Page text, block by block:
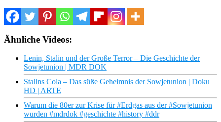
Ähnliche Videos:
Lenin, Stalin und der Große Terror – Die Geschichte der
Sowjetunion | MDR DOK
Stalins Cola – Das süße Geheimnis der Sowjetunion | Doku
HD | ARTE
Warum die 80er zur Krise für #Erdgas aus der #Sowjetunion
wurden #mdrdok #geschichte #history #ddr